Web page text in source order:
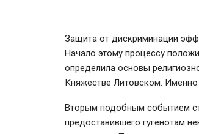
Защита от дискриминации
Начало этому процессу
определила основы
Княжестве Литовском.
Вторым подобным событием
предоставившего гугенотам